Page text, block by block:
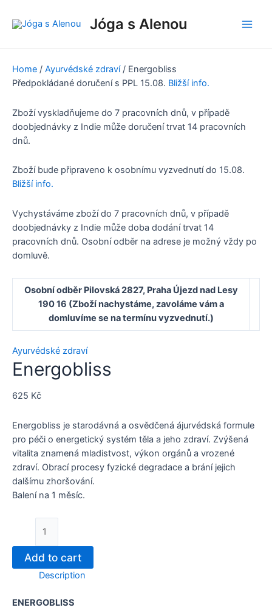
Jóga s Alenou
Home / Ayurvédské zdraví/ Energobliss
Předpokládané doručení s PPL 15.08. Bližší info.
Zboží vyskladňujeme do 7 pracovních dnů, v případě
doobjednávky z Indie může doručení trvat 14 pracovních
dnů.
Zboží bude připraveno k osobnímu vyzvednutí do 15.08.
Bližší info.
Vychystáváme zboží do 7 pracovních dnů, v případě
doobjednávky z Indie může doba dodání trvat 14
pracovních dnů. Osobní odběr na adrese je možný vždy po
domluvě.
Osobní odběr Pilovská 2827, Praha Újezd nad Lesy
190 16 (Zboží nachystáme, zavoláme vám a
domluvíme se na termínu vyzvednutí.)
Ayurvédské zdraví
Energobliss
625 Kč
Energobliss je starodávná a osvědčená ájurvédská formule
pro péči o energetický systém těla a jeho zdraví. Zvýšená
vitalita znamená mladistvost, výkon orgánů a vrozené
zdraví. Obrací procesy fyzické degradace a brání jejich
dalšímu zhoršování.
Balení na 1 měsíc.
quantity
Add to cart
Description
ENERGOBLISS